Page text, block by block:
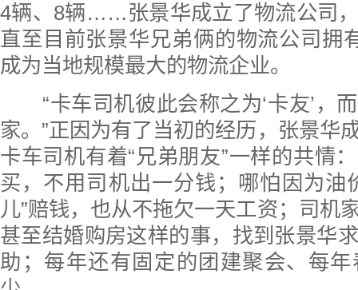
4辆、8辆……张景华成立了物流公司
直至目前张景华兄弟俩的物流公司拥
成为当地规模最大的物流企业。
“卡车司机彼此会称之为‘卡友’，
家。”正因为有了当初的经历，张景华
卡车司机有着“兄弟朋友”一样的共情
买，不用司机出一分钱；哪怕因为油
儿”赔钱，也从不拖欠一天工资；司机
甚至结婚购房这样的事，找到张景华
助；每年还有固定的团建聚会、每